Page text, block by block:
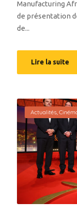
Manufacturing
de présentation
de...
Lire la suite
Actualités,